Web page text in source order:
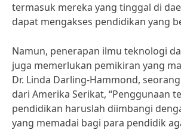
termasuk mereka yang tinggal di
dapat mengakses pendidikan yang
Namun, penerapan ilmu teknologi
juga memerlukan pemikiran yang
Dr. Linda Darling-Hammond,
dari Amerika Serikat, “Penggunaan
pendidikan haruslah diimbangi
yang memadai bagi para pendidik